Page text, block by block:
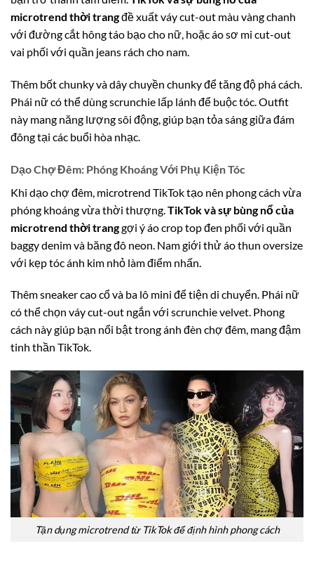
microtrend thời trangđề xuất váy cut-out màu vàng chanh
với đường cắt hông táo bạo cho nữ, hoặc áo sơ mi cut-out
vai phối với quần jeans rách cho nam.
Thêm bốt chunky và dây chuyền chunky để tăng độ phá cách.
Phái nữ có thể dùng scrunchie lấp lánh để buộc tóc. Outfit
này mang năng lượng sôi động, giúp bạn tỏa sáng giữa đám
đông tại các buổi hòa nhạc.
Dạo Chợ Đêm: Phóng Khoáng Với Phụ Kiện Tóc
Khi dạo chợ đêm, microtrend TikTok tạo nên phong cách vừa
phóng khoáng vừa thời thượng. TikTok và sự bùng nổ của
microtrend thời tranggợi ý áo crop top đen phối với quần
baggy denim và băng đô neon. Nam giới thử áo thun oversize
với kẹp tóc ánh kim nhỏ làm điểm nhấn.
Thêm sneaker cao cổ và ba lô mini để tiện di chuyển. Phái nữ
có thể chọn váy cut-out ngắn với scrunchie velvet. Phong
cách này giúp bạn nổi bật trong ánh đèn chợ đêm, mang đậm
tinh thần TikTok.
Tận dụng microtrend từ TikTok để định hình phong cách